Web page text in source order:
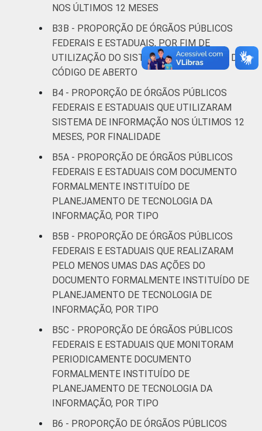
NOS ÚLTIMOS 12 MESES
B3B - PROPORÇÃO DE ÓRGÃOS PÚBLICOS
FEDERAIS E ESTADUAIS, POR FIM DE
UTILIZAÇÃO DO SISTEMA OPERACIONAL DE
CÓDIGO DE ABERTO
B4 - PROPORÇÃO DE ÓRGÃOS PÚBLICOS
FEDERAIS E ESTADUAIS QUE UTILIZARAM
SISTEMA DE INFORMAÇÃO NOS ÚLTIMOS 12
MESES, POR FINALIDADE
B5A - PROPORÇÃO DE ÓRGÃOS PÚBLICOS
FEDERAIS E ESTADUAIS COM DOCUMENTO
FORMALMENTE INSTITUÍDO DE
PLANEJAMENTO DE TECNOLOGIA DA
INFORMAÇÃO, POR TIPO
B5B - PROPORÇÃO DE ÓRGÃOS PÚBLICOS
FEDERAIS E ESTADUAIS QUE REALIZARAM
PELO MENOS UMAS DAS AÇÕES DO
DOCUMENTO FORMALMENTE INSTITUÍDO DE
PLANEJAMENTO DE TECNOLOGIA DE
INFORMAÇÃO, POR TIPO
B5C - PROPORÇÃO DE ÓRGÃOS PÚBLICOS
FEDERAIS E ESTADUAIS QUE MONITORAM
PERIODICAMENTE DOCUMENTO
FORMALMENTE INSTITUÍDO DE
PLANEJAMENTO DE TECNOLOGIA DA
INFORMAÇÃO, POR TIPO
B6 - PROPORÇÃO DE ÓRGÃOS PÚBLICOS